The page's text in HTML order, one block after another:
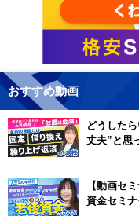
おすすめ動画
どうした
丈夫”と思
【動画セ
資金セミ